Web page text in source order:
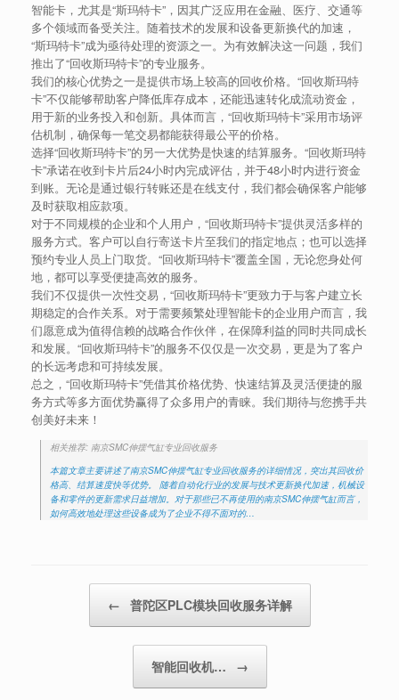
智能卡，尤其是“斯玛特卡”，因其广泛应用在金融、医疗、交通等
多个领域而备受关注。随着技术的发展和设备更新换代的加速，
“斯玛特卡”成为亟待处理的资源之一。为有效解决这一问题，我们
推出了“回收斯玛特卡”的专业服务。
我们的核心优势之一是提供市场上较高的回收价格。“回收斯玛特
卡”不仅能够帮助客户降低库存成本，还能迅速转化成流动资金，
用于新的业务投入和创新。具体而言，“回收斯玛特卡”采用市场评
估机制，确保每一笔交易都能获得最公平的价格。
选择“回收斯玛特卡”的另一大优势是快速的结算服务。“回收斯玛特
卡”承诺在收到卡片后24小时内完成评估，并于48小时内进行资金
到账。无论是通过银行转账还是在线支付，我们都会确保客户能够
及时获取相应款项。
对于不同规模的企业和个人用户，“回收斯玛特卡”提供灵活多样的
服务方式。客户可以自行寄送卡片至我们的指定地点；也可以选择
预约专业人员上门取货。“回收斯玛特卡”覆盖全国，无论您身处何
地，都可以享受便捷高效的服务。
我们不仅提供一次性交易，“回收斯玛特卡”更致力于与客户建立长
期稳定的合作关系。对于需要频繁处理智能卡的企业用户而言，我
们愿意成为值得信赖的战略合作伙伴，在保障利益的同时共同成长
和发展。“回收斯玛特卡”的服务不仅仅是一次交易，更是为了客户
的长远考虑和可持续发展。
总之，“回收斯玛特卡”凭借其价格优势、快速结算及灵活便捷的服
务方式等多方面优势赢得了众多用户的青睐。我们期待与您携手共
创美好未来！
相关推荐: 南京SMC伸摆气缸专业回收服务
本篇文章主要讲述了南京SMC伸摆气缸专业回收服务的详细情况，突出其回收价
格高、结算速度快等优势。 随着自动化行业的发展与技术更新换代加速，机械设
备和零件的更新需求日益增加。对于那些已不再使用的南京SMC伸摆气缸而言，
如何高效地处理这些设备成为了企业不得不面对的…
← 普陀区PLC模块回收服务详解
智能回收机… →